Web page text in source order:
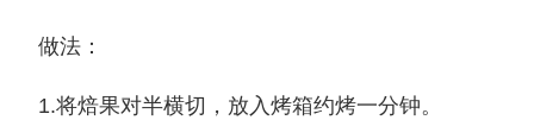
做法：
1.将焙果对半横切，放入烤箱约烤一分钟。